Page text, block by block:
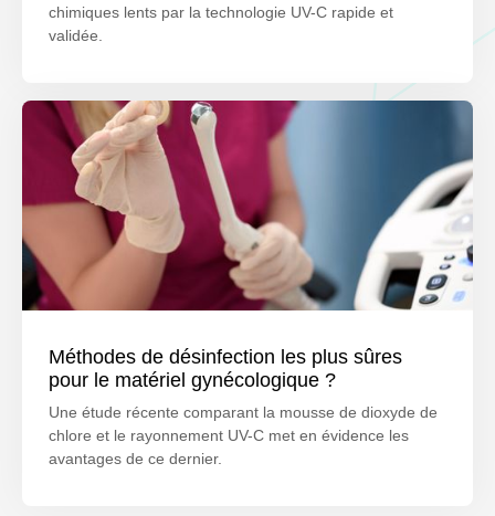
chimiques lents par la technologie UV-C rapide et
validée.
Méthodes de désinfection les plus sûres
pour le matériel gynécologique ?
Une étude récente comparant la mousse de dioxyde de
chlore et le rayonnement UV-C met en évidence les
avantages de ce dernier.